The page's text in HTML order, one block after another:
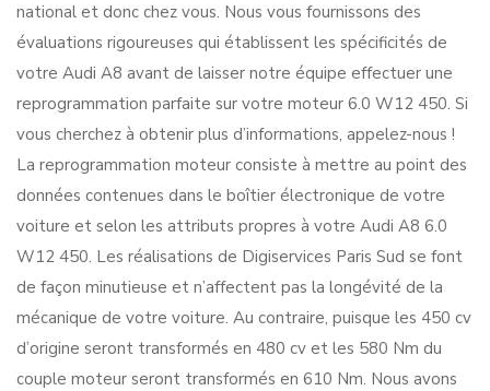
national et donc chez vous. Nous vous fournissons des
évaluations rigoureuses qui établissent les spécificités de
votre Audi A8 avant de laisser notre équipe effectuer une
reprogrammation parfaite sur votre moteur 6.0 W12 450. Si
vous cherchez à obtenir plus d’informations, appelez-nous !
La reprogrammation moteur consiste à mettre au point des
données contenues dans le boîtier électronique de votre
voiture et selon les attributs propres à votre Audi A8 6.0
W12 450. Les réalisations de Digiservices Paris Sud se font
de façon minutieuse et n’affectent pas la longévité de la
mécanique de votre voiture. Au contraire, puisque les 450 cv
d’origine seront transformés en 480 cv et les 580 Nm du
couple moteur seront transformés en 610 Nm. Nous avons